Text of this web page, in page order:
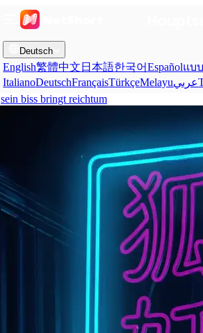
Deutsch
English繁體中文 日本語한국어Españolแบ
ItalianoDeutschFrançaisTürkçeMelayuعربي
sein biss bringt reichtum